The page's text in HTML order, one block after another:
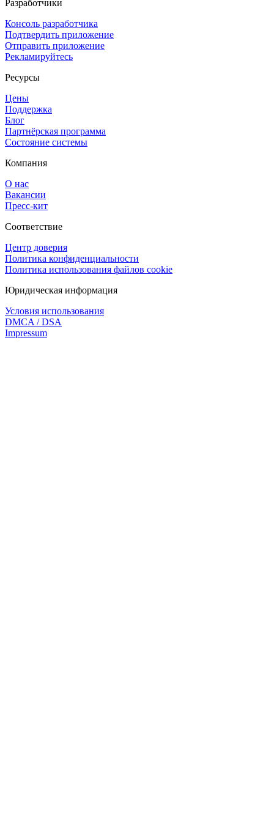
Разработчики
Консоль разработчика
Подтвердить приложение
Отправить приложение
Рекламируйтесь
Ресурсы
Цены
Поддержка
Блог
Партнёрская программа
Состояние системы
Компания
О нас
Вакансии
Пресс-кит
Соответствие
Центр доверия
Политика конфиденциальности
Политика использования файлов cookie
Юридическая информация
Условия использования
DMCA / DSA
Impressum